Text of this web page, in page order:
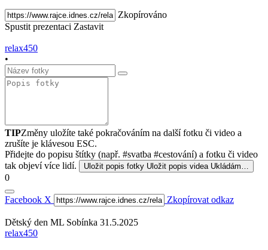
Zkopírováno
Spustit prezentaci Zastavit
relax450
•
TIPZměny uložíte také pokračováním na další fotku či video a
zrušíte je klávesou ESC.
Přidejte do popisu štítky (např. #svatba #cestování) a fotku či video
tak objeví více lidí.
Uložit popis fotky Uložit popis videa Ukládám…
0
Facebook X Zkopírovat odkaz
Dětský den ML Sobínka 31.5.2025
relax450